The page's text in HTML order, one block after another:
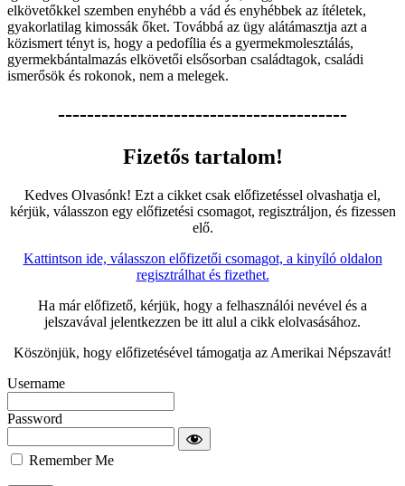
elkövetőkkel szemben enyhébb a vád és enyhébbek az ítéletek,
gyakorlatilag kimossák őket. Továbbá az ügy alátámasztja azt a
közismert tényt is, hogy a pedofília és a gyermekmolesztálás,
gyermekbántalmazás elkövetői elsősorban családtagok, családi
ismerősök és rokonok, nem a melegek.
----------------------------------------
Fizetős tartalom!
Kedves Olvasónk! Ezt a cikket csak előfizetéssel olvashatja el,
kérjük, válasszon egy előfizetési csomagot, regisztráljon, és fizessen
elő.
Kattintson ide, válasszon előfizetői csomagot, a kinyíló oldalon
regisztrálhat és fizethet.
Ha már előfizető, kérjük, hogy a felhasználói nevével és a
jelszavával jelentkezzen be itt alul a cikk elolvasásához.
Köszönjük, hogy előfizetésével támogatja az Amerikai Népszavát!
Username
Password
Remember Me